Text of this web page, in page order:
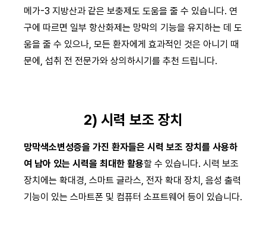
메가-3 지방산과 같은 보충제도 도움을 줄 수 있습니다. 연
구에 따르면 일부 항산화제는 망막의 기능을 유지하는 데 도
움을 줄 수 있으나, 모든 환자에게 효과적인 것은 아니기 때
문에, 섭취 전 전문가와 상의하시기를 추천 드립니다.
2) 시력 보조 장치
망막색소변성증을 가진 환자들은 시력 보조 장치를 사용하
여 남아 있는 시력을 최대한 활용할 수 있습니다. 시력 보조
장치에는 확대경, 스마트 글라스, 전자 확대 장치, 음성 출력
기능이 있는 스마트폰 및 컴퓨터 소프트웨어 등이 있습니다.